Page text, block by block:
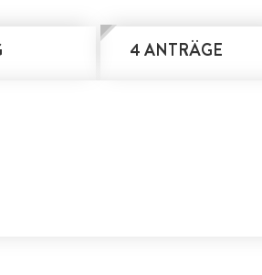
4 ANTRÄGE